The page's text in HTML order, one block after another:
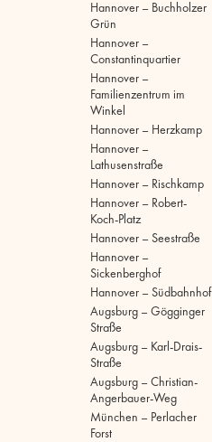
Hannover – Buchholzer
Grün
Hannover –
Constantinquartier
Hannover –
Familienzentrum im
Winkel
Hannover – Herzkamp
Hannover –
Lathusenstraße
Hannover – Rischkamp
Hannover – Robert-
Koch-Platz
Hannover – Seestraße
Hannover –
Sickenberghof
Hannover – Südbahnhof
Augsburg – Gögginger
Straße
Augsburg – Karl-Drais-
Straße
Augsburg – Christian-
Angerbauer-Weg
München – Perlacher
Forst